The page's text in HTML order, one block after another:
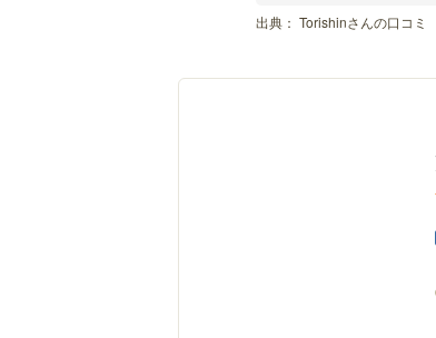
出典： Torishinさんの口コミ